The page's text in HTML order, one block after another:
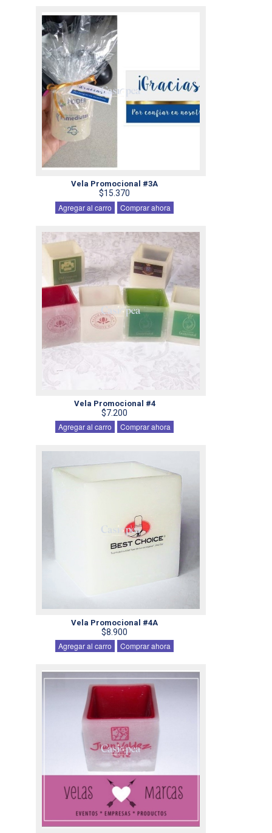
Vela Promocional #3A
$15.370
Agregar al carro Comprar ahora
Vela Promocional #4
$7.200
Agregar al carro Comprar ahora
Vela Promocional #4A
$8.900
Agregar al carro Comprar ahora